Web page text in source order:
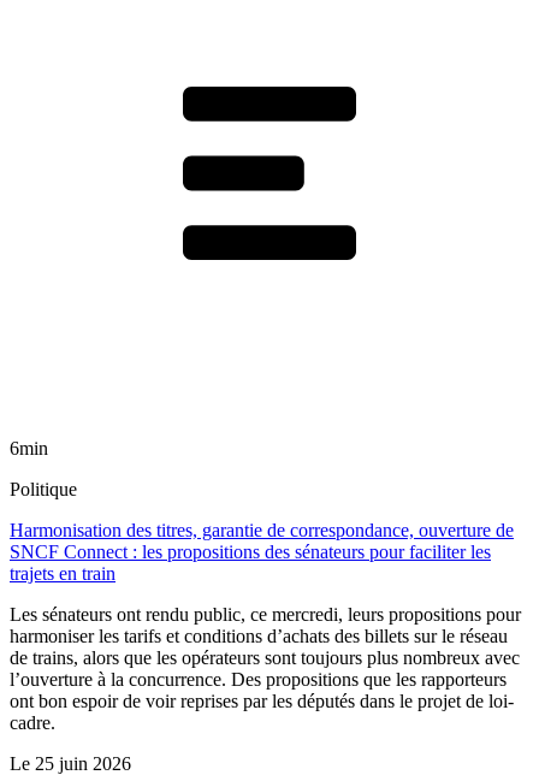
6min
Politique
Harmonisation des titres, garantie de correspondance, ouverture de
SNCF Connect : les propositions des sénateurs pour faciliter les
trajets en train
Les sénateurs ont rendu public, ce mercredi, leurs propositions pour
harmoniser les tarifs et conditions d’achats des billets sur le réseau
de trains, alors que les opérateurs sont toujours plus nombreux avec
l’ouverture à la concurrence. Des propositions que les rapporteurs
ont bon espoir de voir reprises par les députés dans le projet de loi-
cadre.
Le 25 juin 2026